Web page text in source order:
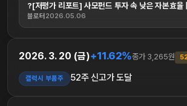
?[저평가 리포트] 사모펀드 투자 속 낮은 자본효
블로터2026.05.06
2026. 3. 20 (금)+11.62%종가 3,265원
갤럭시 부품주 52주 신고가 도달